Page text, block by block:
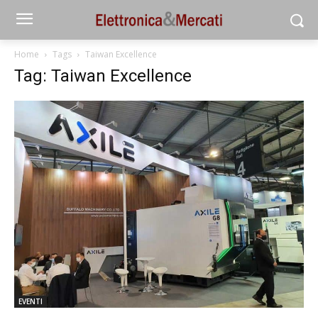
Home Tags Taiwan Excellence
Tag: Taiwan Excellence
EVENTI